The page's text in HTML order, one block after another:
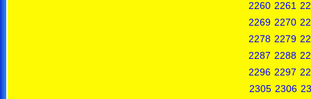
2260 2261
2269 2270
2278 2279
2287 2288
2296 2297
2305 2306